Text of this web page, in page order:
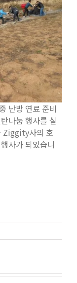
난방 연료 준비
나눔 행사를 실
Ziggity사의 호
사가 되었습니